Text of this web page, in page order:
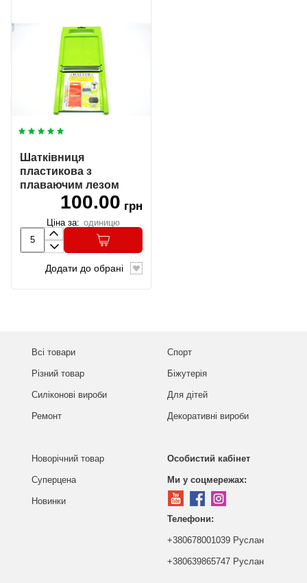
Шатківниця
пластикова з
плаваючим лезом
100.00 грн
Ціна за: одиницю
Додати до обрані
Всі товари
Різний товар
Силіконові вироби
Ремонт
Спорт
Біжутерія
Для дітей
Декоративні вироби
Новорічний товар
Суперцена
Новинки
Особистий кабінет
Ми у соцмережах:
Телефони:
+380678001039 Руслан
+380639865747 Руслан